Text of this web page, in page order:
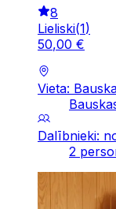
8
Lieliski(1)
50,00 €
Vieta:
Dalībnieki:
2